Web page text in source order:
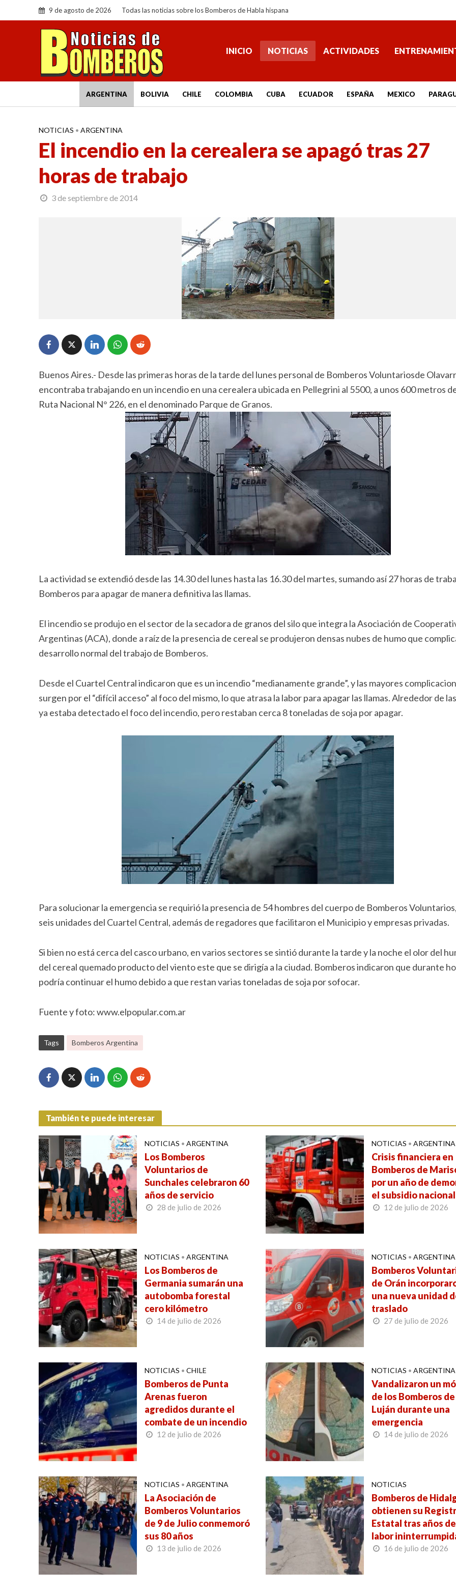
9 de agosto de 2026 Todas las noticias sobre los Bomberos de Habla hispana
INICIO NOTICIAS ACTIVIDADES
ARGENTINA BOLIVIA CHILE COLOMBIA CUBA ECUADOR ESPAÑA MEXICO
NOTICIAS • ARGENTINA
El incendio en la cerealera se apagó tras 27
horas de trabajo
3 de septiembre de 2014
Buenos Aires.- Desde las primeras horas de la tarde del lunes personal de Bomberos Voluntariosde
encontraba trabajando en un incendio en una cerealera ubicada en Pellegrini al 5500, a unos 600 metros
Ruta Nacional N° 226, en el denominado Parque de Granos.
La actividad se extendió desde las 14.30 del lunes hasta las 16.30 del martes, sumando así 27 horas de
Bomberos para apagar de manera definitiva las llamas.
El incendio se produjo en el sector de la secadora de granos del silo que integra la Asociación de
Argentinas (ACA), donde a raíz de la presencia de cereal se produjeron densas nubes de humo que
desarrollo normal del trabajo de Bomberos.
Desde el Cuartel Central indicaron que es un incendio “medianamente grande”, y las mayores
surgen por el “difícil acceso” al foco del mismo, lo que atrasa la labor para apagar las llamas. Alrededor de
ya estaba detectado el foco del incendio, pero restaban cerca 8 toneladas de soja por apagar.
Para solucionar la emergencia se requirió la presencia de 54 hombres del cuerpo de Bomberos
seis unidades del Cuartel Central, además de regadores que facilitaron el Municipio y empresas privadas.
Si bien no está cerca del casco urbano, en varios sectores se sintió durante la tarde y la noche el olor del
del cereal quemado producto del viento este que se dirigía a la ciudad. Bomberos indicaron que durante
podría continuar el humo debido a que restan varias toneladas de soja por sofocar.
Fuente y foto: www.elpopular.com.ar
Tags Bomberos Argentina
También te puede interesar
NOTICIAS • ARGENTINA
Los Bomberos
Voluntarios de
Sunchales celebraron 60
años de servicio
28 de julio de 2026
NOTICIAS • ARGENTINA
Crisis financiera en
Bomberos de
por un año de
el subsidio nacional
12 de julio de 2026
NOTICIAS • ARGENTINA
Los Bomberos de
Germania sumarán una
autobomba forestal
cero kilómetro
14 de julio de 2026
NOTICIAS • ARGENTINA
Bomberos
de Orán
una nueva unidad
traslado
27 de julio de 2026
NOTICIAS • CHILE
Bomberos de Punta
Arenas fueron
agredidos durante el
combate de un incendio
12 de julio de 2026
NOTICIAS • ARGENTINA
Vandalizaron un
de los Bomberos de
Luján durante una
emergencia
14 de julio de 2026
NOTICIAS • ARGENTINA
La Asociación de
Bomberos Voluntarios
de 9 de Julio conmemoró
sus 80 años
13 de julio de 2026
NOTICIAS
Bomberos de
obtienen su
Estatal tras años de
labor
16 de julio de 2026